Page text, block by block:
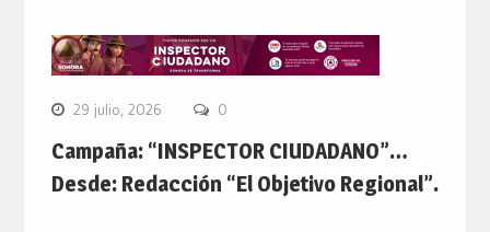
29 julio, 2026 0
Campaña: “INSPECTOR CIUDADANO”…
Desde: Redacción “El Objetivo Regional”.